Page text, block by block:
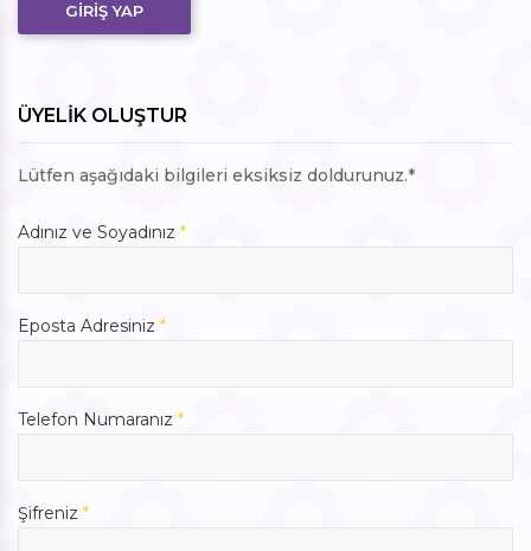
GİRİŞ YAP
ÜYELİK OLUŞTUR
Lütfen aşağıdaki bilgileri eksiksiz doldurunuz.*
Adınız ve Soyadınız *
Eposta Adresiniz *
Telefon Numaranız *
Şifreniz *